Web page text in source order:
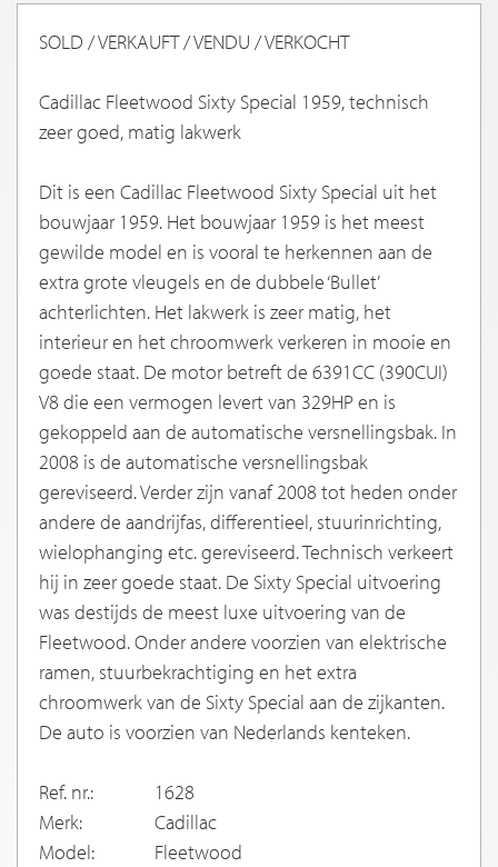
SOLD / VERKAUFT / VENDU / VERKOCHT
Cadillac Fleetwood Sixty Special 1959, technisch
zeer goed, matig lakwerk
Dit is een Cadillac Fleetwood Sixty Special uit het
bouwjaar 1959. Het bouwjaar 1959 is het meest
gewilde model en is vooral te herkennen aan de
extra grote vleugels en de dubbele ‘Bullet’
achterlichten. Het lakwerk is zeer matig, het
interieur en het chroomwerk verkeren in mooie en
goede staat. De motor betreft de 6391CC (390CUI)
V8 die een vermogen levert van 329HP en is
gekoppeld aan de automatische versnellingsbak. In
2008 is de automatische versnellingsbak
gereviseerd. Verder zijn vanaf 2008 tot heden onder
andere de aandrijfas, differentieel, stuurinrichting,
wielophanging etc. gereviseerd. Technisch verkeert
hij in zeer goede staat. De Sixty Special uitvoering
was destijds de meest luxe uitvoering van de
Fleetwood. Onder andere voorzien van elektrische
ramen, stuurbekrachtiging en het extra
chroomwerk van de Sixty Special aan de zijkanten.
De auto is voorzien van Nederlands kenteken.
Ref. nr.:
1628
Merk:
Cadillac
Model:
Fleetwood